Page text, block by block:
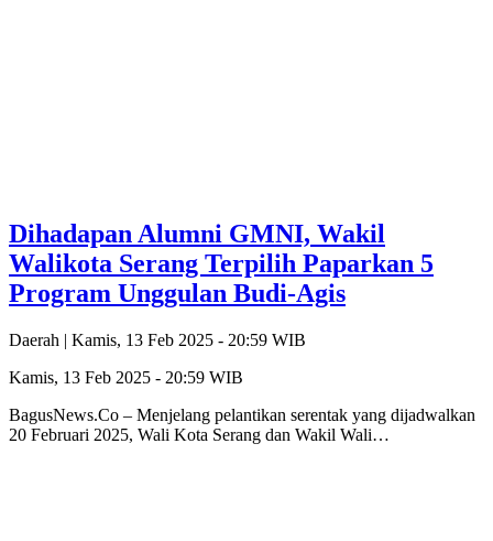
Dihadapan Alumni GMNI, Wakil
Walikota Serang Terpilih Paparkan 5
Program Unggulan Budi-Agis
Daerah | Kamis, 13 Feb 2025 - 20:59 WIB
Kamis, 13 Feb 2025 - 20:59 WIB
BagusNews.Co – Menjelang pelantikan serentak yang dijadwalkan
20 Februari 2025, Wali Kota Serang dan Wakil Wali…